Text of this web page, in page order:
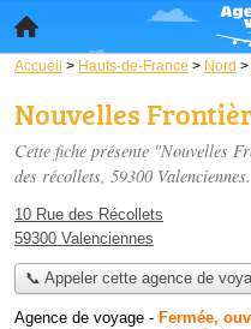
Accueil > Hauts-de-France > Nord >
Nouvelles
Cette fiche présente "Nouvelles
des récollets, 59300 Valenciennes.
10 Rue des Récollets
59300 Valenciennes
📞 Appeler cette agence de
Agence de voyage - Fermée,